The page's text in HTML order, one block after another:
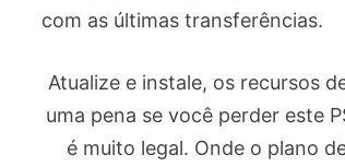
com as últimas transferências.
Atualize e instale, os recursos
uma pena se você perder este
é muito legal. Onde o plano